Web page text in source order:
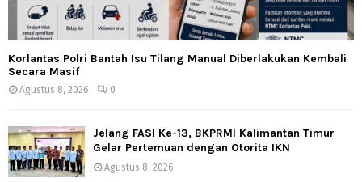
Korlantas Polri Bantah Isu Tilang Manual Diberlakukan Kembali
Secara Masif
Agustus 8, 2026 0
Jelang FASI Ke-13, BKPRMI Kalimantan Timur
Gelar Pertemuan dengan Otorita IKN
Agustus 8, 2026